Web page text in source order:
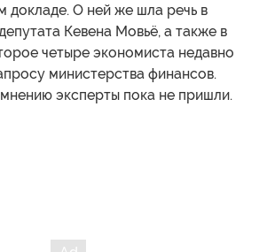
докладе. О ней же шла речь в
Кевена Мовьё, а также в
четыре экономиста недавно
министерства финансов.
эксперты пока не пришли.